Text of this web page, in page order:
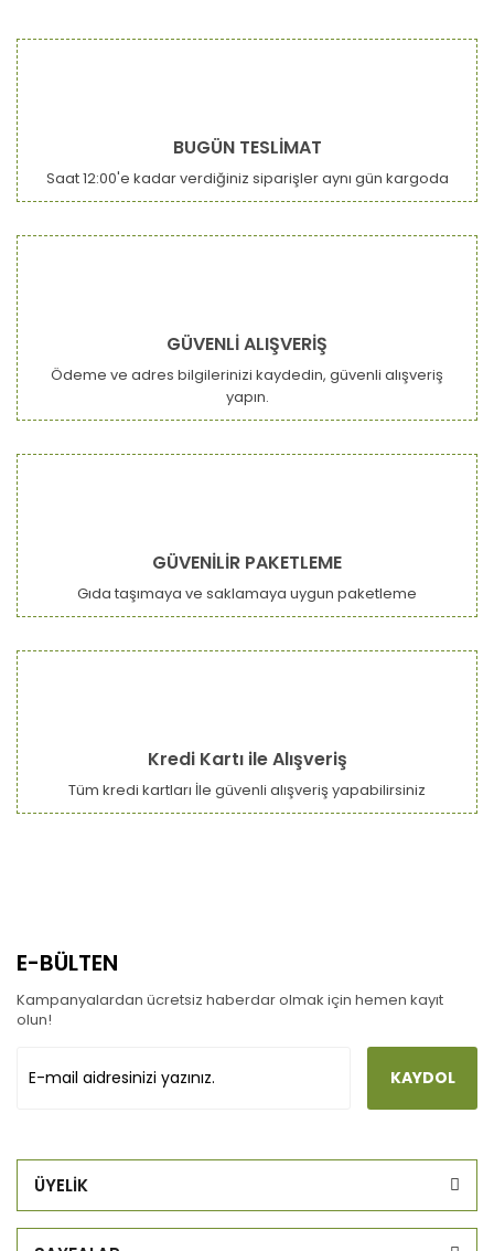
BUGÜN TESLİMAT
Saat 12:00'e kadar verdiğiniz siparişler aynı gün kargoda
GÜVENLİ ALIŞVERİŞ
Ödeme ve adres bilgilerinizi kaydedin, güvenli alışveriş
yapın.
GÜVENİLİR PAKETLEME
Gıda taşımaya ve saklamaya uygun paketleme
Kredi Kartı ile Alışveriş
Tüm kredi kartları İle güvenli alışveriş yapabilirsiniz
E-BÜLTEN
Kampanyalardan ücretsiz haberdar olmak için hemen kayıt
olun!
KAYDOL
ÜYELİK